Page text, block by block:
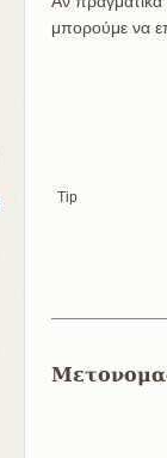
μπορούμε να
Tip